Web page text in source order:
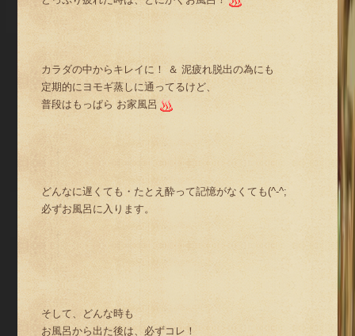
カラダの中からキレイに！ ＆ 泥疲れ脱出の為にも
定期的にヨモギ蒸しに通ってるけど、
普段はもっぱら お家風呂
どんなに遅くても・たとえ酔って記憶がなくても(^-^;
必ずお風呂に入ります。
そして、どんな時も
お風呂から出た後は、必ずコレ！